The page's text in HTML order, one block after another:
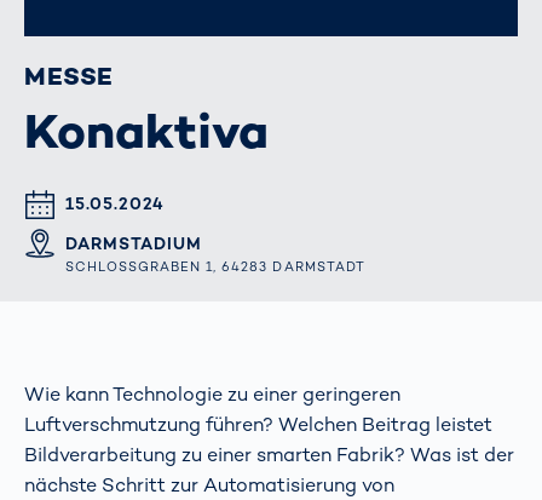
MESSE
Konaktiva
DATUM & UHRZEIT
15.05.2024
ORT
DARMSTADIUM
SCHLOSSGRABEN 1, 64283 DARMSTADT
Wie kann Technologie zu einer geringeren
Luftverschmutzung führen? Welchen Beitrag leistet
Bildverarbeitung zu einer smarten Fabrik? Was ist der
nächste Schritt zur Automatisierung von